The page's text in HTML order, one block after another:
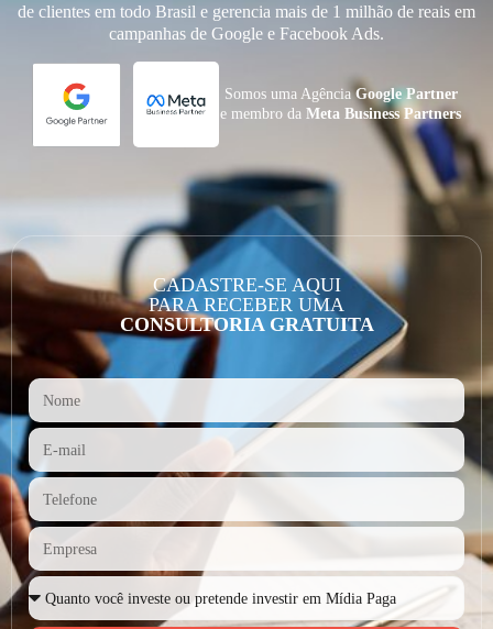
de clientes em todo Brasil e gerencia mais de 1 milhão de reais em
campanhas de Google e Facebook Ads.
Somos uma AgênciaGoogle Partner
e membro daMeta Business Partners
CADASTRE-SE AQUI
PARA RECEBER UMA
CONSULTORIA GRATUITA